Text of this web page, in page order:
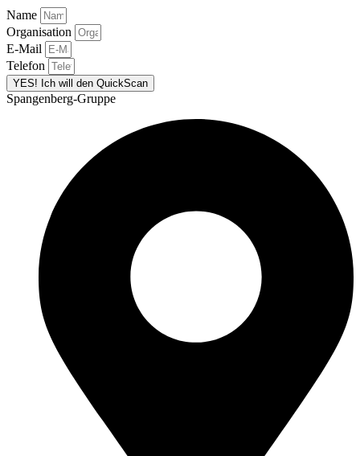
Name
Organisation
E-Mail
Telefon
YES! Ich will den QuickScan
Spangenberg-Gruppe